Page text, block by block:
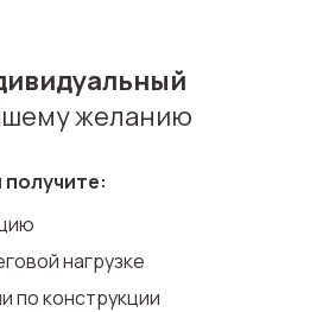
желанию
нагрузке
по конструкции